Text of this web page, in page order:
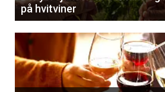
på hvitviner